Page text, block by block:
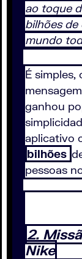
ao toque
bilhões de
mundo
É simples,
ganhou
aplicativo
bilhões
pessoas
2.
Nike